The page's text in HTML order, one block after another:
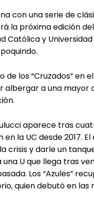
con una serie de
la próxima edición
Católica y
de los “Cruzados” en
albergar a una mayor
aparece tras
en la UC desde 2017.
crisis y darle un
U que llega tras
Los “Azules”
quien debutó en las